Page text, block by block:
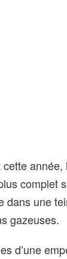
année,
complet
dans une
gazeuses.
d’une